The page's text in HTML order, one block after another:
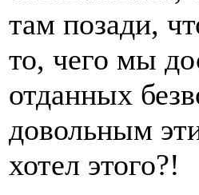
там позади,
то, чего мы
отданных
довольным
хотел этого?!